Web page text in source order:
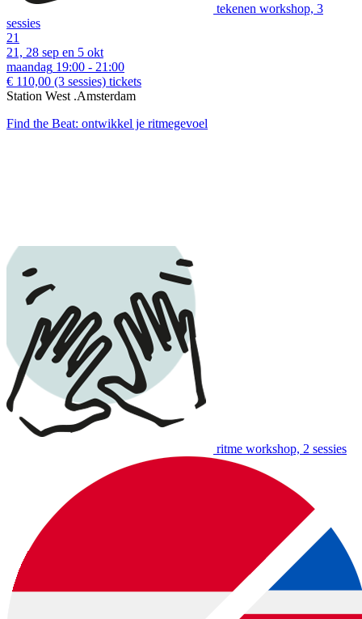
Examples of creative workshops up to €110:
tekenen workshop, 3
sessies
21
21, 28 sep en 5 okt
maandag 19:00 - 21:00
€ 110,00 (3 sessies) tickets
Station West .Amsterdam
Find the Beat: ontwikkel je ritmegevoel
ritme workshop, 2 sessies